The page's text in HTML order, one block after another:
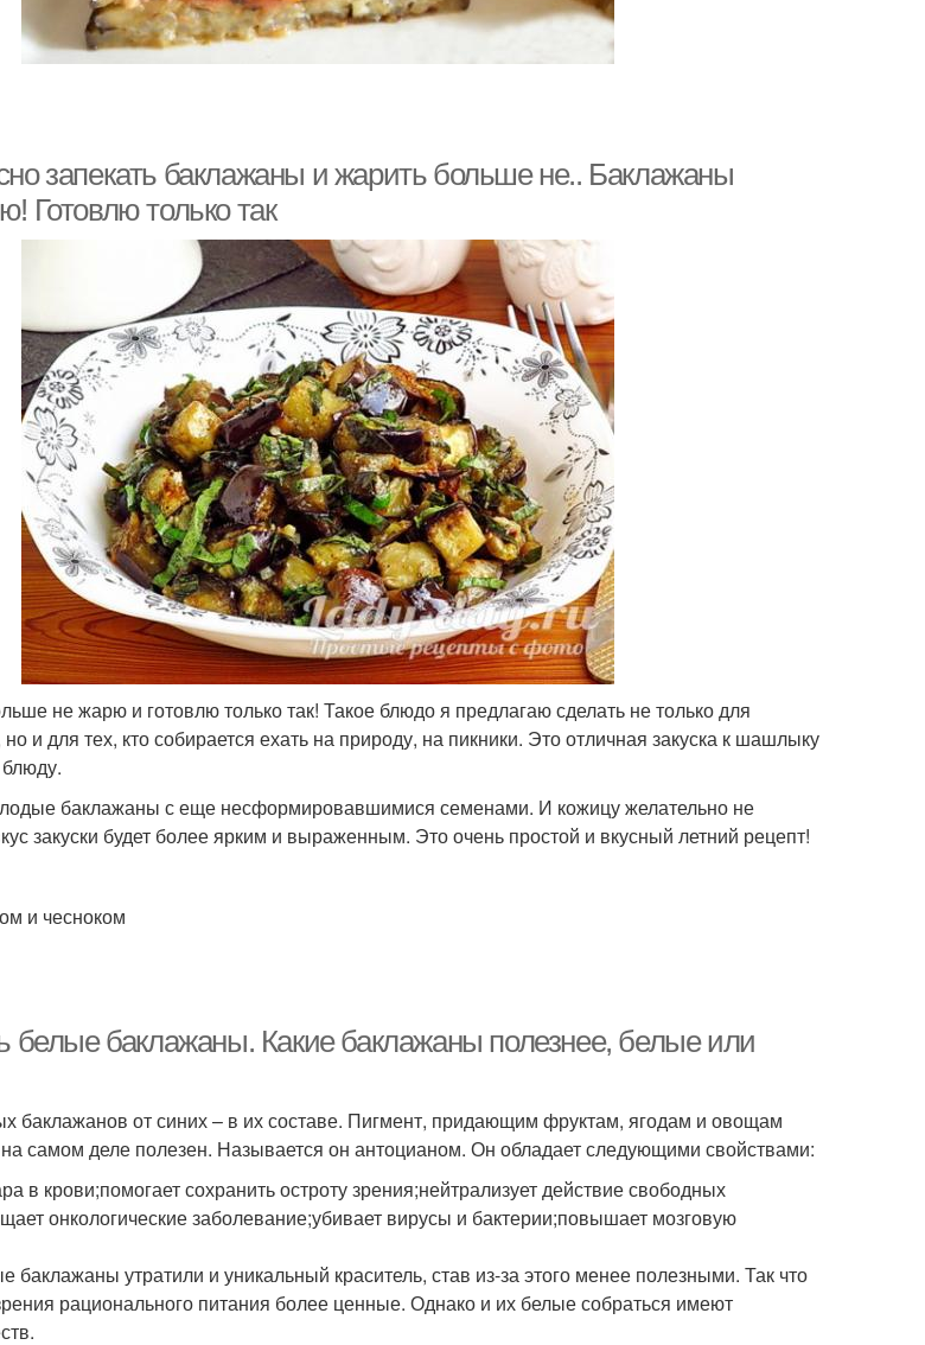
запекать баклажаны и жарить больше не.. Баклажаны
Готовлю только так
не жарю и готовлю только так! Такое блюдо я предлагаю сделать не только для
и для тех, кто собирается ехать на природу, на пикники. Это отличная закуска к шашлыку
баклажаны с еще несформировавшимися семенами. И кожицу желательно не
закуски будет более ярким и выраженным. Это очень простой и вкусный летний рецепт!
и чесноком
белые баклажаны. Какие баклажаны полезнее, белые или
баклажанов от синих – в их составе. Пигмент, придающим фруктам, ягодам и овощам
самом деле полезен. Называется он антоцианом. Он обладает следующими свойствами:
в крови;помогает сохранить остроту зрения;нейтрализует действие свободных
онкологические заболевание;убивает вирусы и бактерии;повышает мозговую
баклажаны утратили и уникальный краситель, став из-за этого менее полезными. Так что
рационального питания более ценные. Однако и их белые собраться имеют